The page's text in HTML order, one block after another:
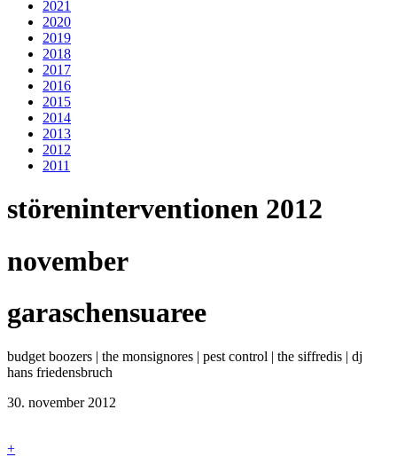
2021
2020
2019
2018
2017
2016
2015
2014
2013
2012
2011
störeninterventionen 2012
november
garaschensuaree
budget boozers | the monsignores | pest control | the siffredis | dj
hans friedensbruch
30. november 2012
+